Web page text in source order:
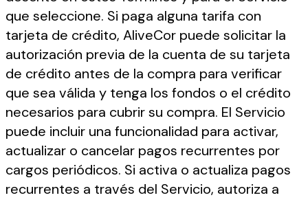
que seleccione. Si paga alguna tarifa con
tarjeta de crédito, AliveCor puede solicitar la
autorización previa de la cuenta de su tarjeta
de crédito antes de la compra para verificar
que sea válida y tenga los fondos o el crédito
necesarios para cubrir su compra. El Servicio
puede incluir una funcionalidad para activar,
actualizar o cancelar pagos recurrentes por
cargos periódicos. Si activa o actualiza pagos
recurrentes a través del Servicio, autoriza a